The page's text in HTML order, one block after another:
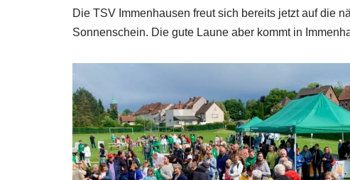
Die TSV Immenhausen freut sich bereits jetzt auf die
Sonnenschein. Die gute Laune aber kommt in